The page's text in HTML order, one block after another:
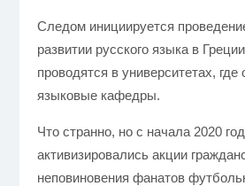
Следом инициируется
развитии русского языка в
проводятся в университетах,
языковые кафедры.
Что странно, но с начала 2020
активизировались акции
неповиновения фанатов